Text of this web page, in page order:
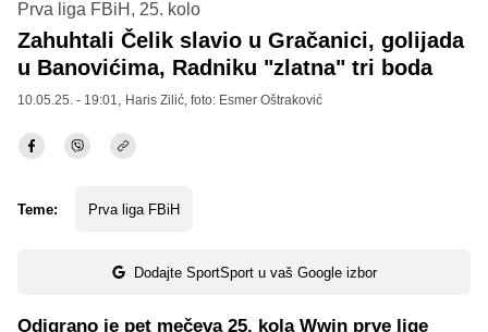
Prva liga FBiH, 25. kolo
Zahuhtali Čelik slavio u Gračanici, golijada
u Banovićima, Radniku "zlatna" tri boda
10.05.25. - 19:01, Haris Zilić, foto: Esmer Oštraković
Teme: Prva liga FBiH
Dodajte SportSport u vaš Google izbor
Odigrano je pet mečeva 25. kola Wwin prve lige